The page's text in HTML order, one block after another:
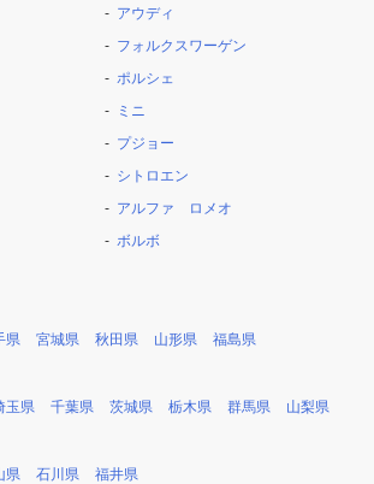
アウディ
フォルクスワーゲン
ポルシェ
ミニ
プジョー
シトロエン
アルファ ロメオ
ボルボ
県 宮城県 秋田県 山形県 福島県
玉県 千葉県 茨城県 栃木県 群馬県 山梨県
県 石川県 福井県